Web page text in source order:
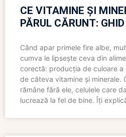
CE VITAMINE ȘI
PĂRUL CĂRUNT:
Când apar primele fire albe,
cumva le lipsește ceva din
corectă: producția de culoare
de câteva vitamine și minerale.
rămâne fără ele, celulele care
lucrează la fel de bine. Îți